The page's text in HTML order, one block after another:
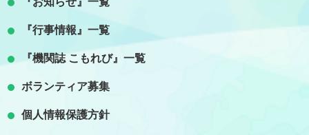
『行事情報』一覧
『機関誌 こもれび』一覧
ボランティア募集
個人情報保護方針